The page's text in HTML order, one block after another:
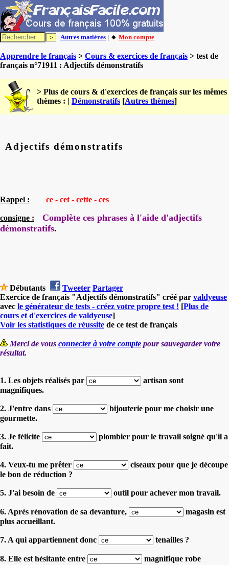
Autres matières | 🔸 Mon compte
Apprendre le français > Cours & exercices de français > test de
français n°71911 : Adjectifs démonstratifs
> Plus de cours & d'exercices de français sur les mêmes
thèmes : | Démonstratifs [Autres thèmes]
Adjectifs démonstratifs
Rappel : ce - cet - cette - ces
consigne :
Complète ces phrases à l'aide d'adjectifs
démonstratifs.
Débutants Tweeter Partager
Exercice de français "Adjectifs démonstratifs" créé par valdyeuse
avec le générateur de tests - créez votre propre test ! [Plus de
cours et d'exercices de valdyeuse]
Voir les statistiques de réussite de ce test de français
Merci de vous connecter à votre compte pour sauvegarder votre
résultat.
1. Les objets réalisés par
artisan sont
magnifiques.
2. J'entre dans
bijouterie pour me choisir une
gourmette.
3. Je félicite
plombier pour le travail soigné qu'il a
fait.
4. Veux-tu me prêter
ciseaux pour que je découpe
le bon de réduction ?
5. J'ai besoin de outil pour achever mon travail.
6. Après rénovation de sa devanture,
magasin est
plus accueillant.
7. A qui appartiennent donc tenailles ?
8. Elle est hésitante entre magnifique robe